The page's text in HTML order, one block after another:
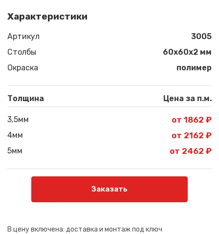
Характеристики
Артикул
3005
Столбы
60х60х2 мм
Окраска
полимер
Толщина Цена за п.м.
3,5мм от 1862 ₽
4мм от 2162 ₽
5мм от 2462 ₽
Заказать
В цену включена: доставка и монтаж под ключ